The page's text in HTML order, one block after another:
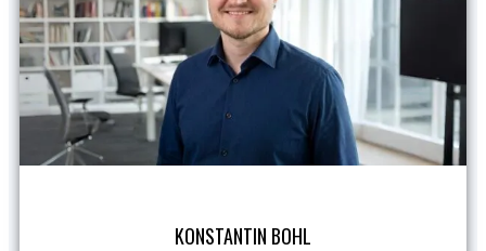
KONSTANTIN BOHL